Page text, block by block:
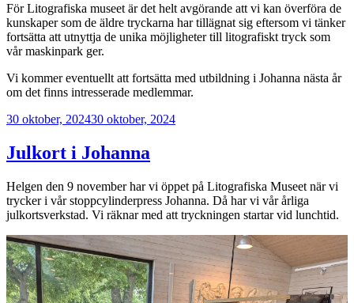
För Litografiska museet är det helt avgörande att vi kan överföra de
kunskaper som de äldre tryckarna har tillägnat sig eftersom vi tänker
fortsätta att utnyttja de unika möjligheter till litografiskt tryck som
vår maskinpark ger.
Vi kommer eventuellt att fortsätta med utbildning i Johanna nästa år
om det finns intresserade medlemmar.
Publicerat
30 oktober, 202430 oktober, 2024
Julkort i Johanna
Helgen den 9 november har vi öppet på Litografiska Museet när vi
trycker i vår stoppcylinderpress Johanna. Då har vi vår årliga
julkortsverkstad. Vi räknar med att tryckningen startar vid lunchtid.